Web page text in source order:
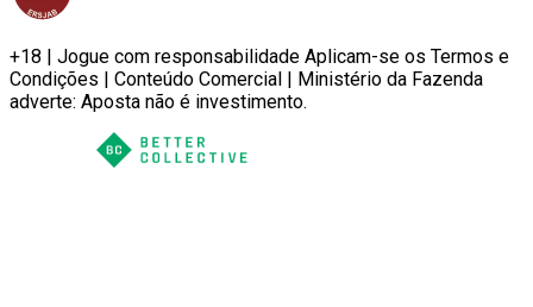
+18 | Jogue com responsabilidade Aplicam-se os Termos e
Condições | Conteúdo Comercial | Ministério da Fazenda
adverte: Aposta não é investimento.